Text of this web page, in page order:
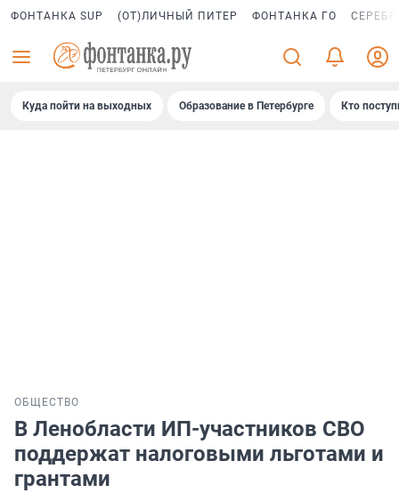
ФОНТАНКА SUP (ОТ)ЛИЧНЫЙ ПИТЕР ФОНТАНКА ГО
Куда пойти на выходных Образование в Петербурге Кто
ОБЩЕСТВО
В Ленобласти ИП-участников СВО
поддержат налоговыми льготами и
грантами